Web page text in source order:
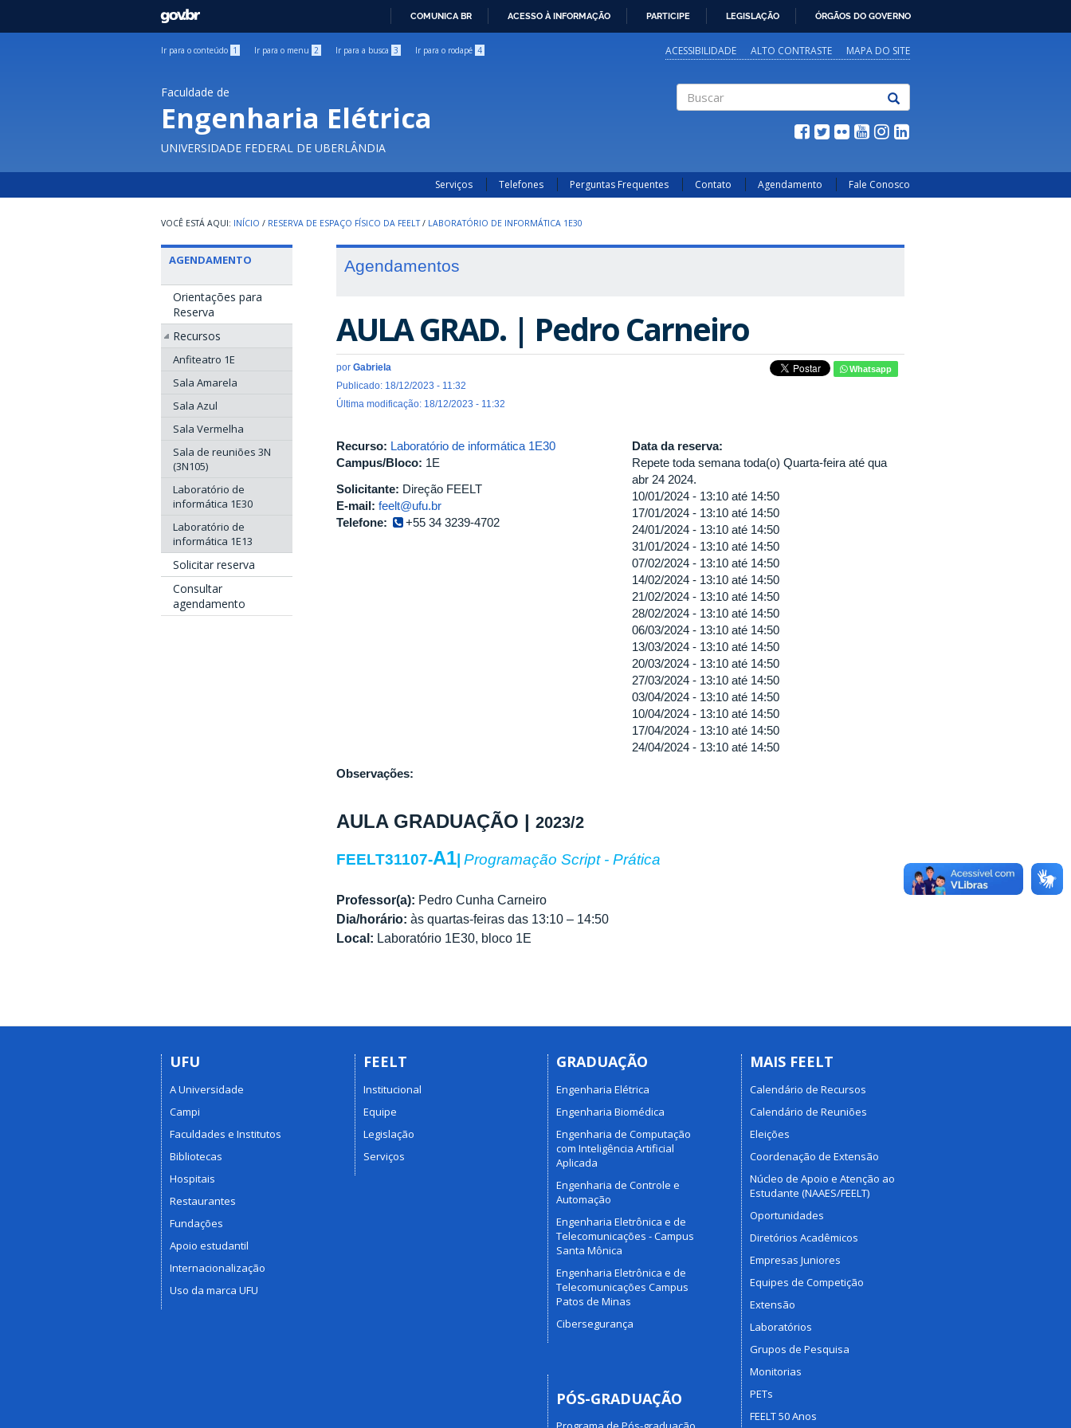
GOVBR
COMUNICA BR ACESSO À INFORMAÇÃO PARTICIPE LEGISLAÇÃO ÓRGÃOS DO GOVERNO
Ir para o conteúdo 1 Ir para o menu 2 Ir para a busca 3 Ir para o rodapé 4 ACESSIBILIDADE ALTO CONTRASTE MAPA DO SITE
Faculdade de
Engenharia Elétrica
UNIVERSIDADE FEDERAL DE UBERLÂNDIA
Serviços Telefones Perguntas Frequentes Contato Agendamento Fale Conosco
INÍCIO / RESERVA DE ESPAÇO FÍSICO DA FEELT / LABORATÓRIO DE INFORMÁTICA 1E30
AGENDAMENTO
Orientações para
Reserva
Recursos
Anfiteatro 1E
Sala Amarela
Sala Azul
Sala Vermelha
Sala de reuniões 3N
(3N105)
Laboratório de
informática 1E30
Laboratório de
informática 1E13
Solicitar reserva
Consultar
agendamento
Agendamentos
AULA GRAD. | Pedro Carneiro
por Gabriela
Publicado: 18/12/2023 - 11:32
Última modificação: 18/12/2023 - 11:32
Whatsapp
Recurso: Laboratório de informática 1E30
Campus/Bloco: 1E
Solicitante: Direção FEELT
E-mail: feelt@ufu.br
Telefone:
+55 34 3239-4702
Data da reserva:
Repete toda semana toda(o) Quarta-feira até qua
abr 24 2024.
10/01/2024 - 13:10 até 14:50
17/01/2024 - 13:10 até 14:50
24/01/2024 - 13:10 até 14:50
31/01/2024 - 13:10 até 14:50
07/02/2024 - 13:10 até 14:50
14/02/2024 - 13:10 até 14:50
21/02/2024 - 13:10 até 14:50
28/02/2024 - 13:10 até 14:50
06/03/2024 - 13:10 até 14:50
13/03/2024 - 13:10 até 14:50
20/03/2024 - 13:10 até 14:50
27/03/2024 - 13:10 até 14:50
03/04/2024 - 13:10 até 14:50
10/04/2024 - 13:10 até 14:50
17/04/2024 - 13:10 até 14:50
24/04/2024 - 13:10 até 14:50
Observações:
AULA GRADUAÇÃO | 2023/2
FEELT31107-A1 Programação Script - Prática
Professor(a): Pedro Cunha Carneiro
Dia/horário: às quartas-feiras das 13:10 – 14:50
Local: Laboratório 1E30, bloco 1E
UFU
A Universidade
Campi
Faculdades e Institutos
Bibliotecas
Hospitais
Restaurantes
Fundações
Apoio estudantil
Internacionalização
Uso da marca UFU
FEELT
Institucional
Equipe
Legislação
Serviços
GRADUAÇÃO
Engenharia Elétrica
Engenharia Biomédica
Engenharia de Computação
com Inteligência Artificial
Aplicada
Engenharia de Controle e
Automação
Engenharia Eletrônica e de
Telecomunicações - Campus
Santa Mônica
Engenharia Eletrônica e de
Telecomunicações Campus
Patos de Minas
Cibersegurança
PÓS-GRADUAÇÃO
MAIS FEELT
Calendário de Recursos
Calendário de Reuniões
Eleições
Coordenação de Extensão
Núcleo de Apoio e Atenção ao
Estudante (NAAES/FEELT)
Oportunidades
Diretórios Acadêmicos
Empresas Juniores
Equipes de Competição
Extensão
Laboratórios
Grupos de Pesquisa
Monitorias
PETs
FEELT 50 Anos